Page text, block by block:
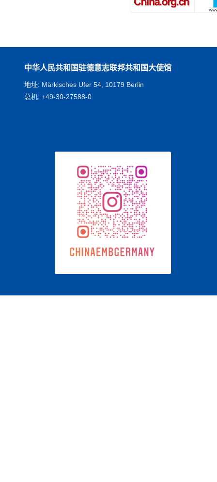
中华人民共和国驻德意志联邦共和国大使馆
地址: Märkisches Ufer 54, 10179 Berlin
总机: +49-30-27588-0